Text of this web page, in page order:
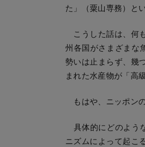
た」（粟山専務）とい
こうした話は、何
州各国がさまざまな
勢いは止まらず、幾
まれた水産物が「高
もはや、ニッポン
具体的にどのよう
ニズムによって起こ